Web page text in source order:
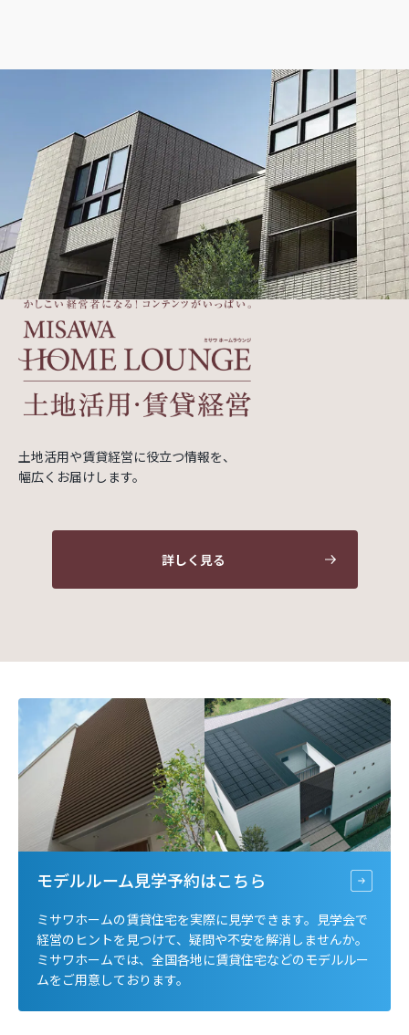
土地活用や賃貸経営に役立つ情報を、
幅広くお届けします。
詳しく見る
モデルルーム見学予約はこちら
ミサワホームの賃貸住宅を実際に見学できます。見学会で
経営のヒントを見つけて、疑問や不安を解消しませんか。
ミサワホームでは、全国各地に賃貸住宅などのモデルルー
ムをご用意しております。